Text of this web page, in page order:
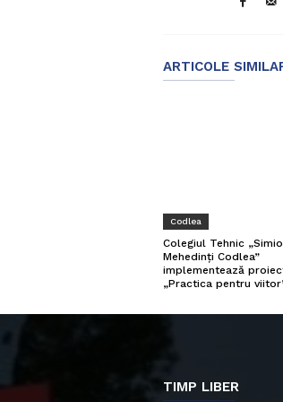
ARTICOLE
Codlea
Colegiul Tehnic
Mehedinți Codlea”
implementează
„Practica pentru
TIMP LIBER